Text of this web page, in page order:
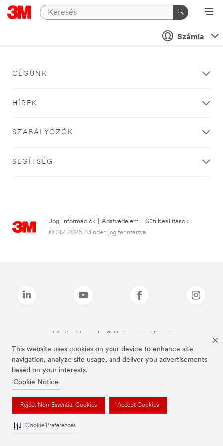
This website uses cookies on your device to enhance site
navigation, analyze site usage, and deliver you advertisements
based on your interests.
Cookie Notice
Reject Non-Essential Cookies Accept Cookies
Cookie Preferences
Számla
CÉGÜNK
HÍREK
SZABÁLYOZÓK
SEGÍTSÉG
Jogi információk Adatvédelem
Süti beállítások
© 3M 2026. Minden jog fenntartva.
A fenti márkanevek a 3M bejegyzett védjegyei.